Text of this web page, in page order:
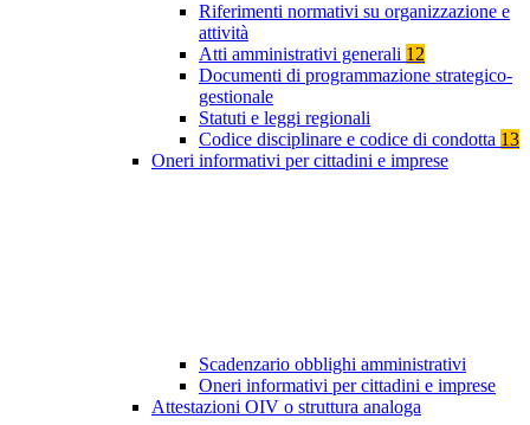
Riferimenti normativi su organizzazione e
attività
Atti amministrativi generali 12
Documenti di programmazione strategico-
gestionale
Statuti e leggi regionali
Codice disciplinare e codice di condotta 13
Oneri informativi per cittadini e imprese
Scadenzario obblighi amministrativi
Oneri informativi per cittadini e imprese
Attestazioni OIV o struttura analoga